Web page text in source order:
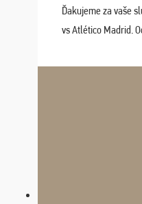
Ďakujeme za vaše
vs Atlético Madrid.
spokojnosti.